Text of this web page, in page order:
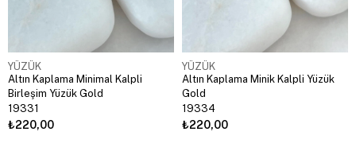
YÜZÜK
Altın Kaplama Minimal Kalpli
Birleşim Yüzük Gold
19331
₺220,00
YÜZÜK
Altın Kaplama Minik Kalpli Yüzük
Gold
19334
₺220,00